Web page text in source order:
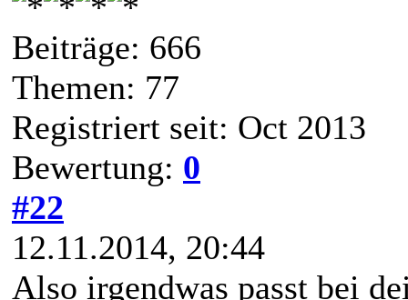
Beiträge: 666
Themen: 77
Registriert seit: Oct 2013
Bewertung: 0
#22
12.11.2014, 20:44
Also irgendwas passt bei